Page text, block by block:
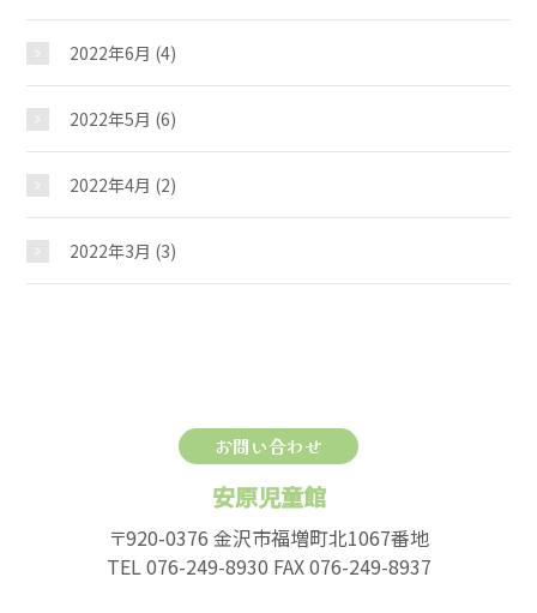
2022年6月 (4)
2022年5月 (6)
2022年4月 (2)
2022年3月 (3)
お問い合わせ
安原児童館
〒920-0376 金沢市福増町北1067番地
TEL 076-249-8930 FAX 076-249-8937